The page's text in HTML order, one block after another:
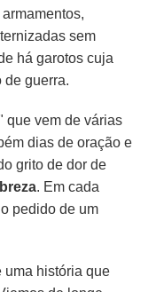
sem
há garotos cuja
de guerra.
que vem de várias
dias de oração e
grito de dor de
. Em cada
pedido de um
uma história que